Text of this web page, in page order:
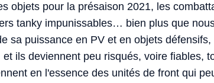
objets pour la présaison 2021, les
tanky impunissables… bien plus que
sa puissance en PV et en objets
ils deviennent peu risqués, voire fiables,
en l'essence des unités de front qui